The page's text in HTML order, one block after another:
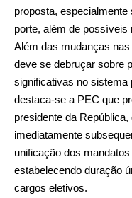
proposta,
porte, além de possíveis
Além das mudanças
deve se debruçar sobre
significativas no sistema
destaca-se a PEC que
presidente da
imediatamente
unificação dos
estabelecendo duração
cargos eletivos.